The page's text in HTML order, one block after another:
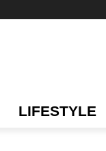
LIFESTYLE